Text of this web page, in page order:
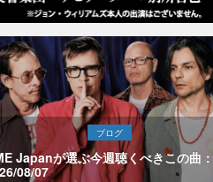
ブログ
Japanが選ぶ今週聴くべきこの曲：
08/07